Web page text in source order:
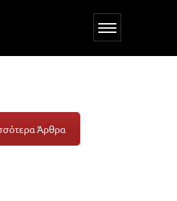
your Mind
Άρθρα